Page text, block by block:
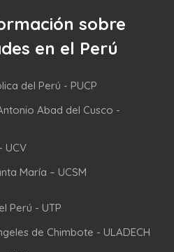
sobre
en el Perú
del Perú - PUCP
Abad del Cusco -
UCV
María – UCSM
Perú - UTP
de Chimbote - ULADECH